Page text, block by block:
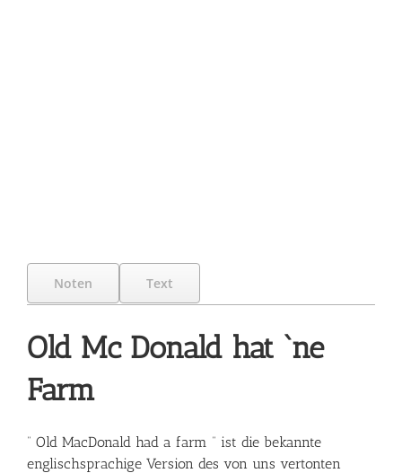
Noten Text
Old Mc Donald hat `ne
Farm
“ Old MacDonald had a farm “ ist die bekannte
englischsprachige Version des von uns vertonten